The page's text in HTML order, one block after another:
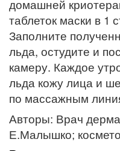
домашней
таблеток маски в 1
Заполните
льда, остудите и
камеру. Каждое
льда кожу лица и
по массажным
Авторы: Врач
Е.Малышко;